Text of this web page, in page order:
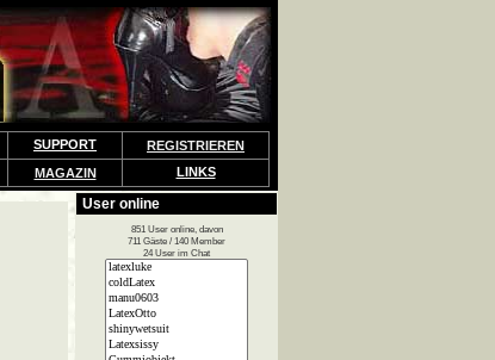
SUPPORT
REGISTRIEREN
MAGAZIN LINKS
User online
851 User online, davon
711 Gäste / 140 Member
24 User im Chat